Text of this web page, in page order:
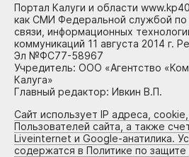
Портал Калуги и области
как СМИ Федеральной службой по
связи, информационных
коммуникаций 11 августа 2014 г.
Эл №ФС77-58967
Учредитель: ООО «Агентство
Калуга»
Главный редактор: Ивкин В.П.
Сайт использует IP адреса,
Пользователей сайта, а также
Liveinternet и Google-анатилика.
содержатся в Политике по